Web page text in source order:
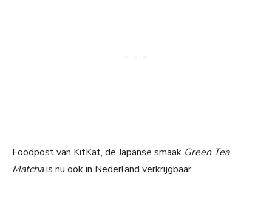
Foodpost van KitKat, de Japanse smaak Green Tea
Matchais nu ook in Nederland verkrijgbaar.